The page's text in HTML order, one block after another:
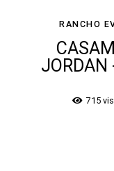
RANCHO
JORDAN
715